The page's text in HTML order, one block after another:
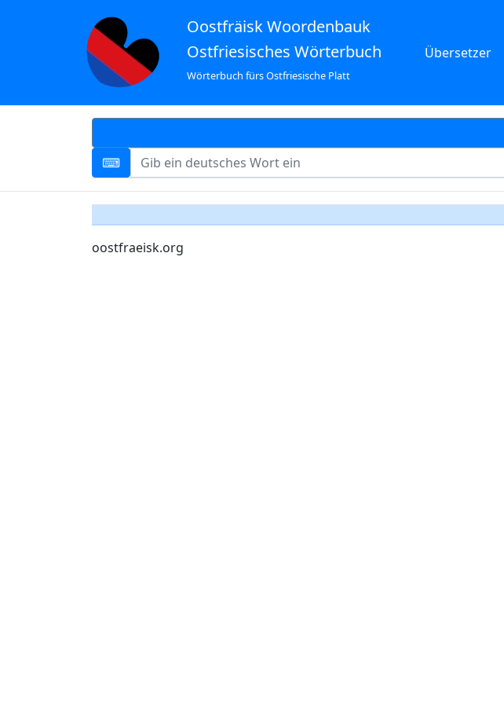
Oostfräisk Woordenbauk
Ostfriesisches Wörterbuch
Wörterbuch fürs Ostfriesische Platt
Übersetzer
oostfraeisk.org